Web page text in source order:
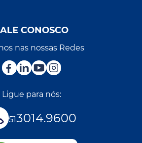
CONOSCO
nas nossas Redes
Ligue para nós:
513014.9600